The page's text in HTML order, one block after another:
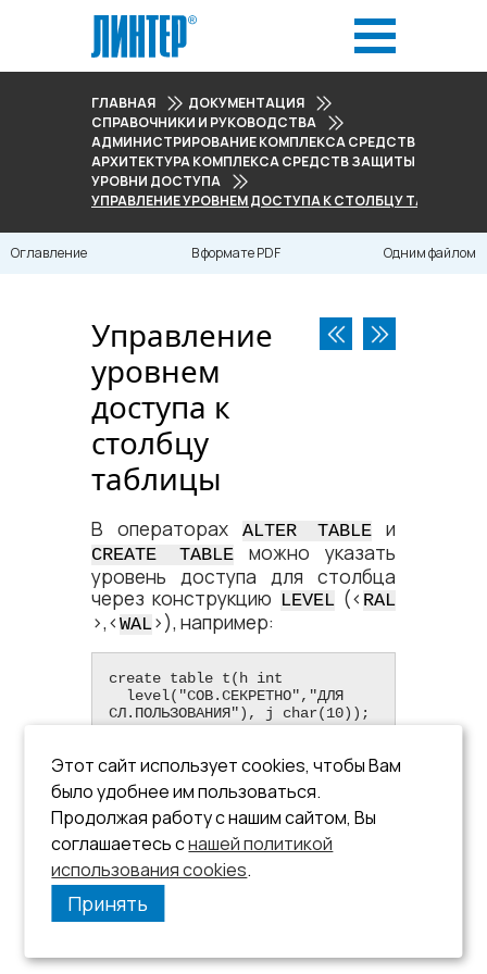
ГЛАВНАЯ
ДОКУМЕНТАЦИЯ
СПРАВОЧНИКИ И РУКОВОДСТВА
АДМИНИСТРИРОВАНИЕ КОМПЛЕКСА СРЕДСТВ ЗАЩИТЫ
АРХИТЕКТУРА КОМПЛЕКСА СРЕДСТВ ЗАЩИТЫ ДАННЫХ
УРОВНИ ДОСТУПА
УПРАВЛЕНИЕ УРОВНЕМ ДОСТУПА К СТОЛБЦУ ТАБЛИЦЫ
Оглавление В формате PDF Одним файлом
Управление
уровнем
доступа к
столбцу
таблицы
В операторах ALTER TABLE и
CREATE TABLE
можно указать
уровень доступа для столбца
через конструкцию LEVEL(<​ RAL
>,<​ WAL​>), например:
create table t(h int
СЛ.ПОЛЬЗОВАНИЯ"), j char(10));
Если для таблицы заданы уровни
мандатного доступа, а для каких-
то ее столбцов не заданы, то
уровни мандатного доступа
таких столбцов берутся равными
уровням доступа таблицы.
Этот сайт использует cookies, чтобы Вам
было удобнее им пользоваться.
Продолжая работу с нашим сайтом, Вы
соглашаетесь снашей политикой
использования cookies.
Принять